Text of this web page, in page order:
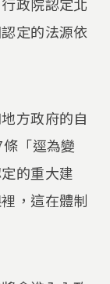
定的法源依
方政府的自
「逕為變
的重大建
，這在體制